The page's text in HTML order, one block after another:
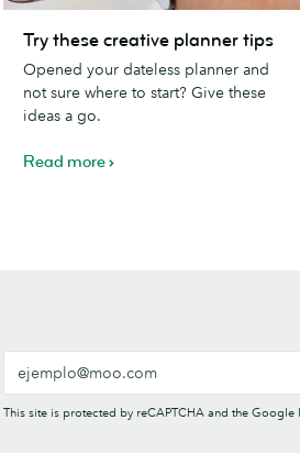
these
creative
planner
tips
Try these creative planner tips
Opened your dateless planner and
not sure where to start? Give these
ideas a go.
Read more
This site is protected by reCAPTCHA and the Google